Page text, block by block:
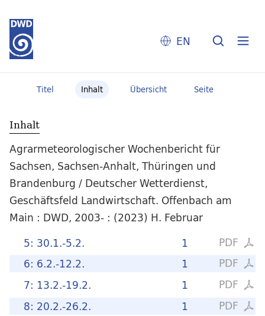
EN
Titel Inhalt Übersicht Seite
Inhalt
Agrarmeteorologischer Wochenbericht für
Sachsen, Sachsen-Anhalt, Thüringen und
Brandenburg / Deutscher Wetterdienst,
Geschäftsfeld Landwirtschaft. Offenbach am
Main : DWD, 2003- : (2023) H. Februar
PDF
1
5: 30.1.-5.2.
PDF
1
6: 6.2.-12.2.
PDF
1
7: 13.2.-19.2.
PDF
1
8: 20.2.-26.2.